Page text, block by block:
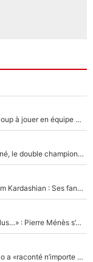
Un joueur snobé par Didier Deschamps à un gros coup à jouer en équipe de France : Zinedine Zidane a trouvé son numéro 9 ?
Le PSG veut s'offrir une pépite de 16 ans : Déterminé, le double champion d'Europe en titre est prêt à lâcher 40M€ pour celui que l'on compare déjà à Vinicius Jr !
Lewis Hamilton poste de nouvelles photos avec Kim Kardashian : Ses fans le voient déjà redevenir champion du monde de F1 grâce à elle !
«Un très mauvais choix pour le PSG, je n’en peux plus…» : Pierre Ménès s’est complètement trompé avec Luis Enrique et ces déclarations le prouvent !
«Je m’en veux terriblement» : Le jour où Daniel Riolo a «raconté n’importe quoi» dans l'After Foot !